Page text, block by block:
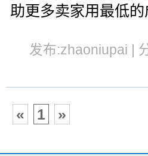
助更多卖家用最低
发布:zhaoniupai |
« 1 »